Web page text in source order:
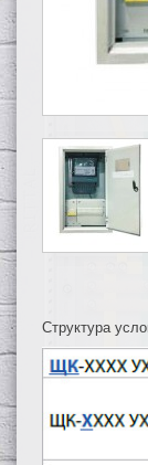
Структура